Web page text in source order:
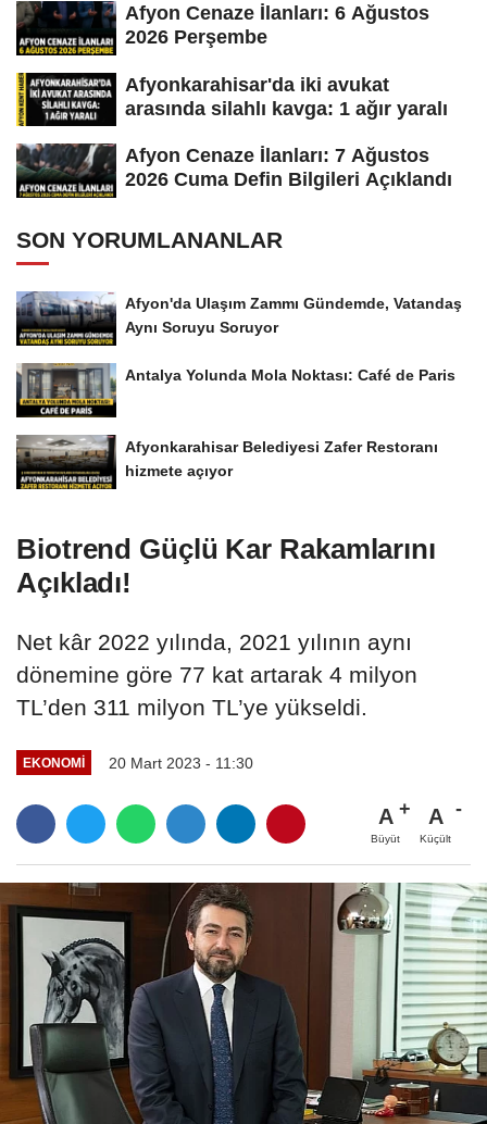
Afyon Cenaze İlanları: 6 Ağustos
2026 Perşembe
Afyonkarahisar'da iki avukat
arasında silahlı kavga: 1 ağır yaralı
Afyon Cenaze İlanları: 7 Ağustos
2026 Cuma Defin Bilgileri Açıklandı
SON YORUMLANANLAR
Afyon'da Ulaşım Zammı Gündemde, Vatandaş
Aynı Soruyu Soruyor
Antalya Yolunda Mola Noktası: Café de Paris
Afyonkarahisar Belediyesi Zafer Restoranı
hizmete açıyor
Biotrend Güçlü Kar Rakamlarını
Açıkladı!
Net kâr 2022 yılında, 2021 yılının aynı
dönemine göre 77 kat artarak 4 milyon
TL’den 311 milyon TL’ye yükseldi.
EKONOMI 20 Mart 2023 - 11:30
A
Büyüt
A
Küçült